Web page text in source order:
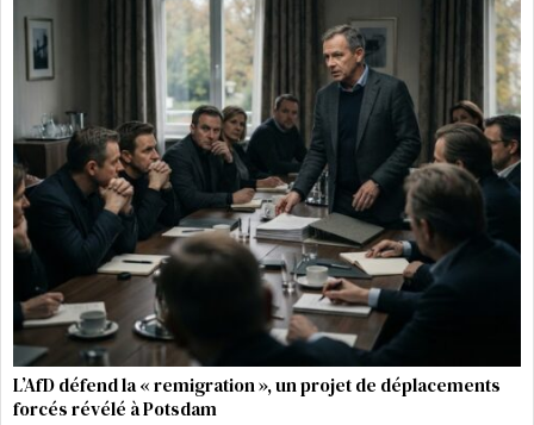
L’AfD défend la « remigration », un projet de déplacements
forcés révélé à Potsdam